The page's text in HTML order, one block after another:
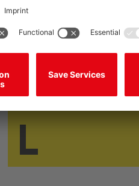
responsable de la
máquinas. Nosotros le
las evaluaciones de
periódicas y
funcionamiento de los
protección.